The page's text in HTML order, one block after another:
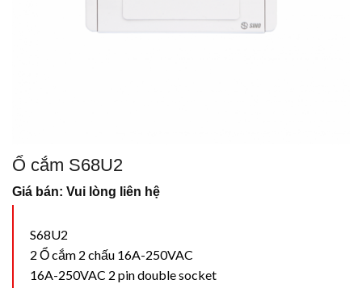
Ổ cắm S68U2
Giá bán: Vui lòng liên hệ
S68U2
2 Ổ cắm 2 chấu 16A-250VAC
16A-250VAC 2 pin double socket